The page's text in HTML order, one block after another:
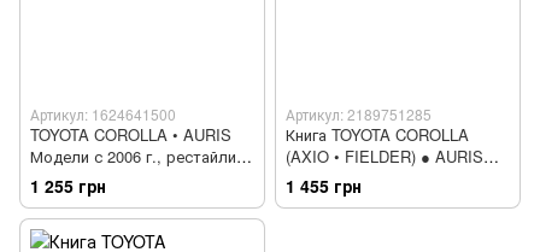
Артикул: 1624641500
TOYOTA COROLLA • AURIS
Модели с 2006 г., рестайлинг
2010 г. експлуатація •
обслуговування • ремонт цв.
фото
1 255 грн
Артикул: 2189751285
Книга TOYOTA COROLLA
(AXIO • FIELDER) ● AURIS
Бензин • Дизель Моделі з
2006 року Інструкція з
1 455 грн